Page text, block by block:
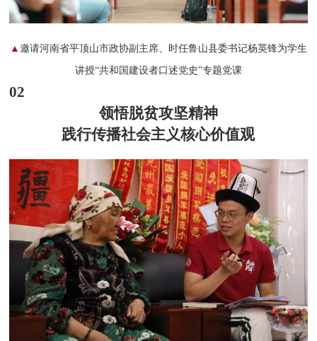
▲ 邀请河南省平顶山市政协副主席、时任鲁山县委书记杨英锋为学生
讲授“共和国建设者口述党史”专题党课
02
领悟脱贫攻坚精神
践行传播社会主义核心价值观